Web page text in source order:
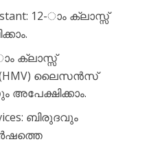
12-ാം ക്ലാസ്സ്
ാം ക്ലാസ്സ്
(HMV) ലൈസൻസ്
അപേക്ഷിക്കാം.
ബിരുദവും